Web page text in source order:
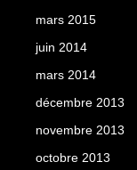
mars 2015
juin 2014
mars 2014
décembre 2013
novembre 2013
octobre 2013